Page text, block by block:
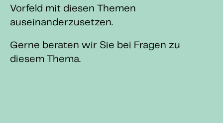
Vorfeld mit diesen Themen
auseinanderzusetzen.
Gerne beraten wir Sie bei Fragen zu
diesem Thema.